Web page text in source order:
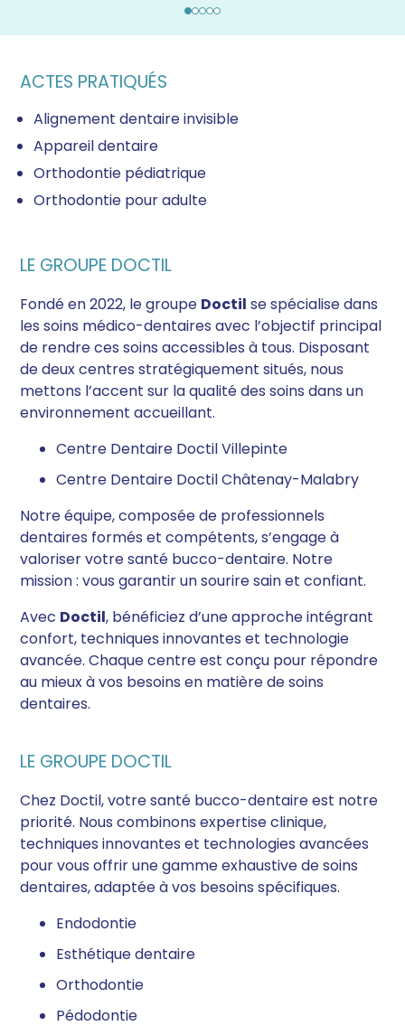
ACTES PRATIQUÉS
Alignement dentaire invisible
Appareil dentaire
Orthodontie pédiatrique
Orthodontie pour adulte
LE GROUPE DOCTIL
Fondé en 2022, le groupe Doctil se spécialise dans
les soins médico-dentaires avec l’objectif principal
de rendre ces soins accessibles à tous. Disposant
de deux centres stratégiquement situés, nous
mettons l’accent sur la qualité des soins dans un
environnement accueillant.
Centre Dentaire Doctil Villepinte
Centre Dentaire Doctil Châtenay-Malabry
Notre équipe, composée de professionnels
dentaires formés et compétents, s’engage à
valoriser votre santé bucco-dentaire. Notre
mission : vous garantir un sourire sain et confiant.
Avec Doctil, bénéficiez d’une approche intégrant
confort, techniques innovantes et technologie
avancée. Chaque centre est conçu pour répondre
au mieux à vos besoins en matière de soins
dentaires.
LE GROUPE DOCTIL
Chez Doctil, votre santé bucco-dentaire est notre
priorité. Nous combinons expertise clinique,
techniques innovantes et technologies avancées
pour vous offrir une gamme exhaustive de soins
dentaires, adaptée à vos besoins spécifiques.
Endodontie
Esthétique dentaire
Orthodontie
Pédodontie